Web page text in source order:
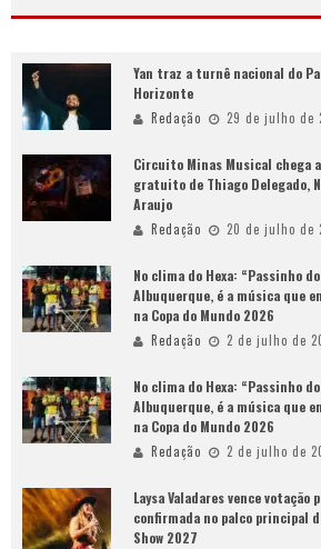
Yan traz a turnê nacional do
Horizonte
Redação 29 de julho de
Circuito Minas Musical chega
gratuito de Thiago Delegado,
Araujo
Redação 20 de julho de
No clima do Hexa: “Passinho
Albuquerque, é a música que
na Copa do Mundo 2026
Redação 2 de julho de
No clima do Hexa: “Passinho
Albuquerque, é a música que
na Copa do Mundo 2026
Redação 2 de julho de
Laysa Valadares vence votação
confirmada no palco principal
Show 2027